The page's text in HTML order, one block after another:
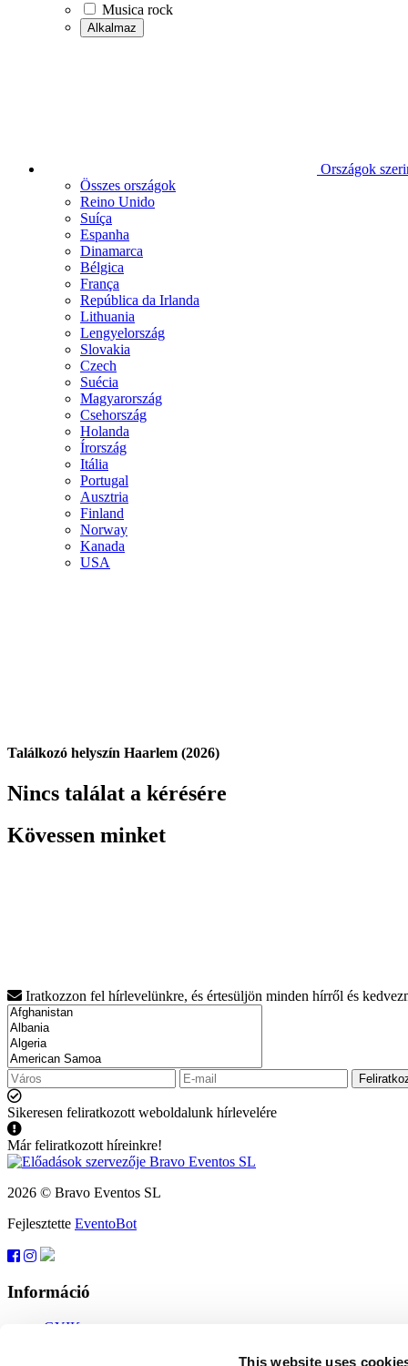
This website uses
Musica rock
Alkalmaz
Országok
Összes országok
Reino Unido
Suíça
Espanha
Dinamarca
Bélgica
França
República da Irlanda
Lithuania
Lengyelország
Slovakia
Czech
Suécia
Magyarország
Csehország
Holanda
Írország
Itália
Portugal
Ausztria
Finland
Norway
Kanada
USA
Találkozó helyszín Haarlem (2026)
Nincs találat a kérésére
Kövessen minket
Iratkozzon fel hírlevelünkre, és értesüljön minden hírről és
Sikeresen feliratkozott weboldalunk hírlevelére
Már feliratkozott híreinkre!
2026 © Bravo Eventos SL
Fejlesztette EventoBot
Információ
GYIK